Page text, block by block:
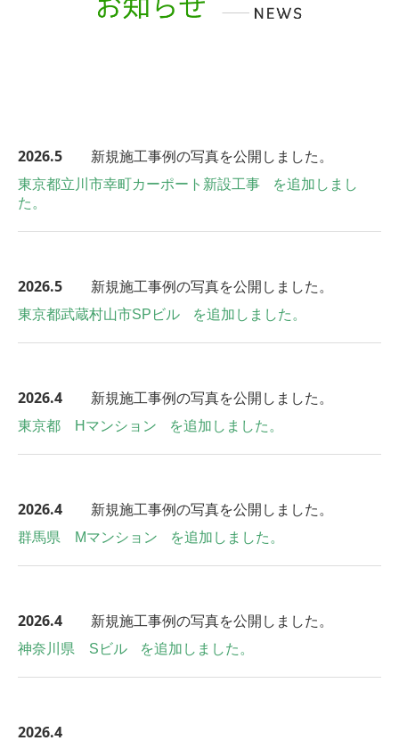
2026.5 新規施工事例の写真を公開しました。
東京都立川市幸町カーポート新設工事
を追加しまし
た。
2026.5 新規施工事例の写真を公開しました。
東京都武蔵村山市SPビル
を追加しました。
2026.4 新規施工事例の写真を公開しました。
東京都 Hマンション
を追加しました。
2026.4 新規施工事例の写真を公開しました。
群馬県 Mマンション
を追加しました。
2026.4 新規施工事例の写真を公開しました。
神奈川県 Sビル
を追加しました。
2026.4